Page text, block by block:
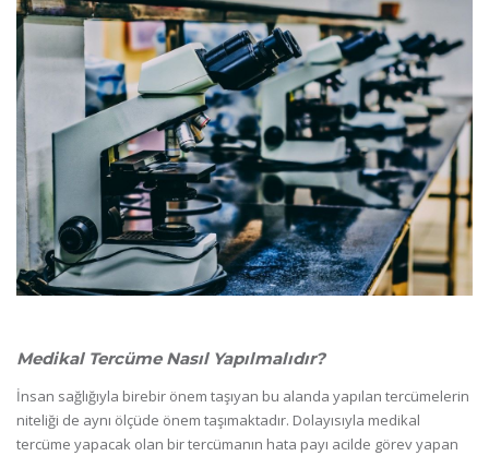
Medikal Tercüme Nasıl Yapılmalıdır?
İnsan sağlığıyla birebir önem taşıyan bu alanda yapılan tercümelerin
niteliği de aynı ölçüde önem taşımaktadır. Dolayısıyla medikal
tercüme yapacak olan bir tercümanın hata payı acilde görev yapan